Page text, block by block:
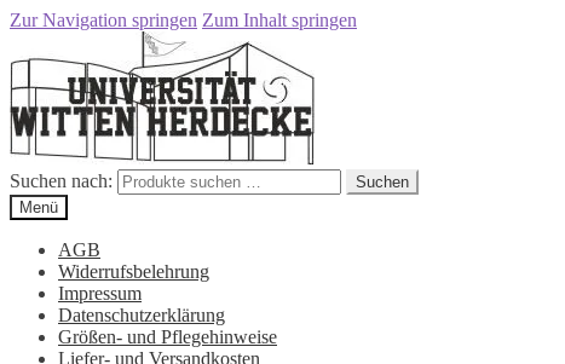
Zur Navigation springen Zum Inhalt springen
Suchen nach:
Suchen
Menü
AGB
Widerrufsbelehrung
Impressum
Datenschutzerklärung
Größen- und Pflegehinweise
Liefer- und Versandkosten